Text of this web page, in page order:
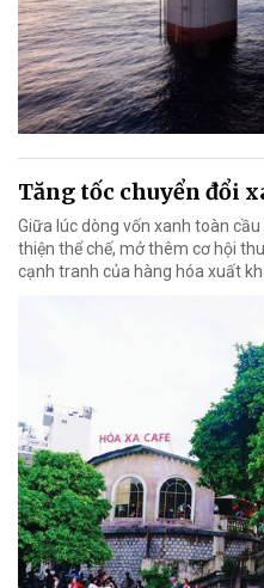
Tăng tốc chuyển đổi
Giữa lúc dòng vốn xanh toàn
thiện thể chế, mở thêm cơ hội
cạnh tranh của hàng hóa xuất